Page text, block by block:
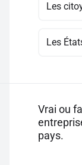
Les
Les
Vrai ou
pays.